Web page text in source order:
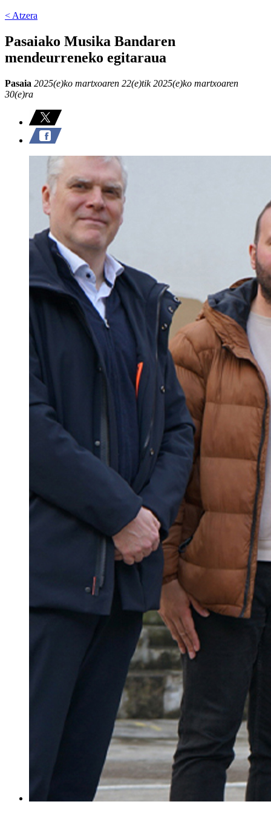
< Atzera
Pasaiako Musika Bandaren
mendeurreneko egitaraua
Pasaia 2025(e)ko martxoaren 22(e)tik 2025(e)ko martxoaren
30(e)ra